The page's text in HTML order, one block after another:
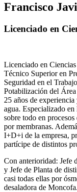
Francisco
Licenciado en
Licenciado en
Técnico Superior en
Seguridad en el
Potabilización del
25 años de
agua. Especializado
sobre todo en
por membranas.
I+D+i de la empresa,
partícipe de distintos
Con anterioridad: Jefe
y Jefe de Planta de
casi todas ellas por
desaladora de Moncofa.